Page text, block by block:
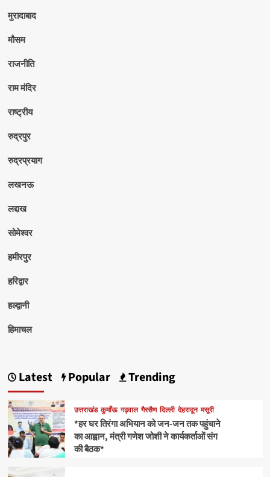
मुरादाबाद
मौसम
राजनीति
राम मंदिर
राष्ट्रीय
रुद्रपुर
रुद्रप्रयाग
लखनऊ
लद्दाख
सोमेश्वर
हमीरपुर
हरिद्वार
हल्द्वानी
हिमाचल
Latest Popular Trending
उत्तराखंड कुमाँऊ गढ़वाल गैरसैण दिल्ली देहरादून मसूरी
*हर घर तिरंगा अभियान को जन-जन तक पहुंचाने
का आह्वान, मंत्री गणेश जोशी ने कार्यकर्ताओं संग
की बैठक*